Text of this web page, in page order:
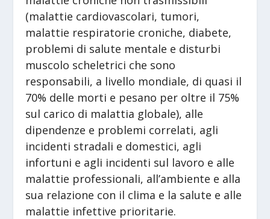
(malattie cardiovascolari, tumori,
malattie respiratorie croniche, diabete,
problemi di salute mentale e disturbi
muscolo scheletrici che sono
responsabili, a livello mondiale, di quasi il
70% delle morti e pesano per oltre il 75%
sul carico di malattia globale), alle
dipendenze e problemi correlati, agli
incidenti stradali e domestici, agli
infortuni e agli incidenti sul lavoro e alle
malattie professionali, all’ambiente e alla
sua relazione con il clima e la salute e alle
malattie infettive prioritarie.